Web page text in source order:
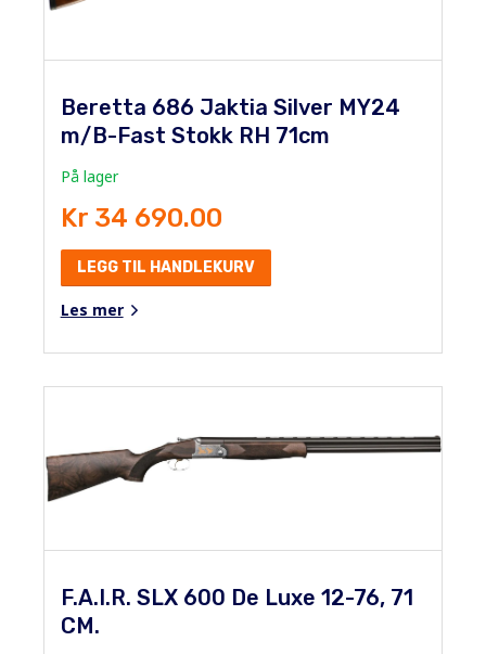
Beretta 686 Jaktia Silver MY24
m/B-Fast Stokk RH 71cm
På lager
Kr 34 690.00
LEGG TIL HANDLEKURV
Les mer
F.A.I.R. SLX 600 De Luxe 12-76, 71
CM.